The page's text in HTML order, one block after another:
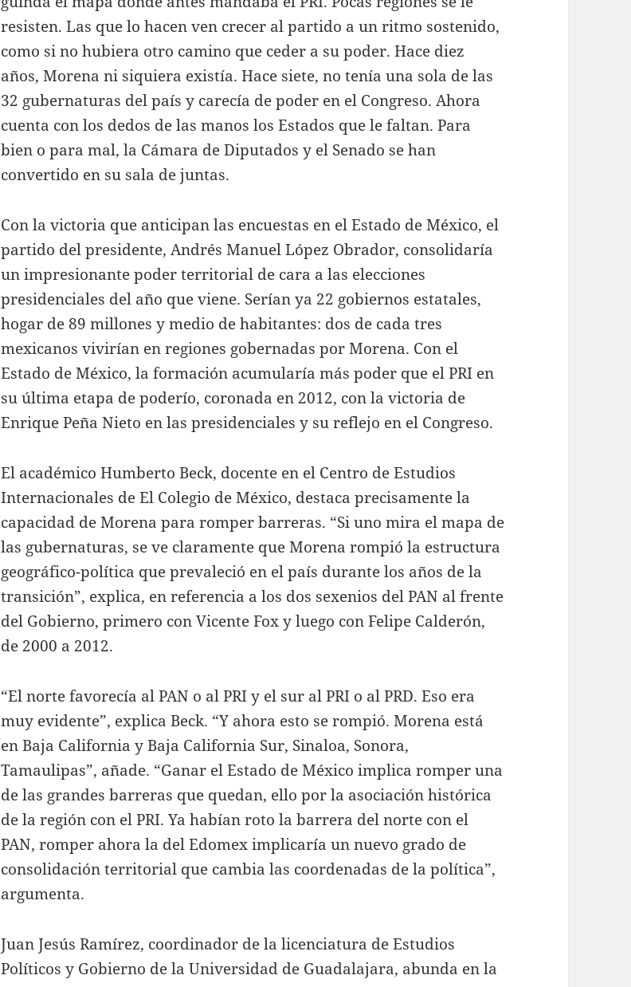
resisten. Las que lo hacen ven crecer al partido a un ritmo sostenido,
como si no hubiera otro camino que ceder a su poder. Hace diez
años, Morena ni siquiera existía. Hace siete, no tenía una sola de las
32 gubernaturas del país y carecía de poder en el Congreso. Ahora
cuenta con los dedos de las manos los Estados que le faltan. Para
bien o para mal, la Cámara de Diputados y el Senado se han
convertido en su sala de juntas.
Con la victoria que anticipan las encuestas en el Estado de México, el
partido del presidente, Andrés Manuel López Obrador, consolidaría
un impresionante poder territorial de cara a las elecciones
presidenciales del año que viene. Serían ya 22 gobiernos estatales,
hogar de 89 millones y medio de habitantes: dos de cada tres
mexicanos vivirían en regiones gobernadas por Morena. Con el
Estado de México, la formación acumularía más poder que el PRI en
su última etapa de poderío, coronada en 2012, con la victoria de
Enrique Peña Nieto en las presidenciales y su reflejo en el Congreso.
El académico Humberto Beck, docente en el Centro de Estudios
Internacionales de El Colegio de México, destaca precisamente la
capacidad de Morena para romper barreras. “Si uno mira el mapa de
las gubernaturas, se ve claramente que Morena rompió la estructura
geográfico-política que prevaleció en el país durante los años de la
transición”, explica, en referencia a los dos sexenios del PAN al frente
del Gobierno, primero con Vicente Fox y luego con Felipe Calderón,
de 2000 a 2012.
“El norte favorecía al PAN o al PRI y el sur al PRI o al PRD. Eso era
muy evidente”, explica Beck. “Y ahora esto se rompió. Morena está
en Baja California y Baja California Sur, Sinaloa, Sonora,
Tamaulipas”, añade. “Ganar el Estado de México implica romper una
de las grandes barreras que quedan, ello por la asociación histórica
de la región con el PRI. Ya habían roto la barrera del norte con el
PAN, romper ahora la del Edomex implicaría un nuevo grado de
consolidación territorial que cambia las coordenadas de la política”,
argumenta.
Juan Jesús Ramírez, coordinador de la licenciatura de Estudios
Políticos y Gobierno de la Universidad de Guadalajara, abunda en la